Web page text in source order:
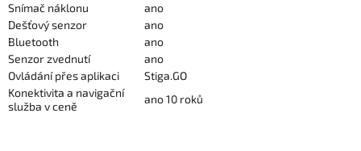
Snímač náklonu
ano
Dešťový senzor
ano
Bluetooth
ano
Senzor zvednutí
ano
Ovládání přes aplikaci
Stiga.GO
Konektivita a navigační
služba v ceně
ano 10 roků